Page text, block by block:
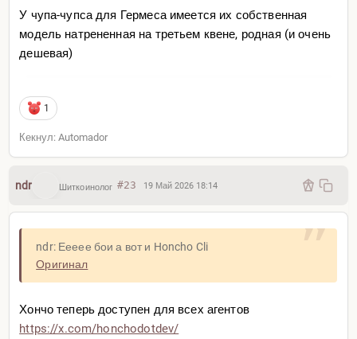
У чупа-чупса для Гермеса имеется их собственная
модель натрененная на третьем квене, родная (и очень
дешевая)
1
Кекнул: Automador
ndr Шиткоинолог #23 19 Май 2026 18:14
ndr: Еееее бои а вот и Honcho Cli
Оригинал
Хончо теперь доступен для всех агентов
https://x.com/honchodotdev/